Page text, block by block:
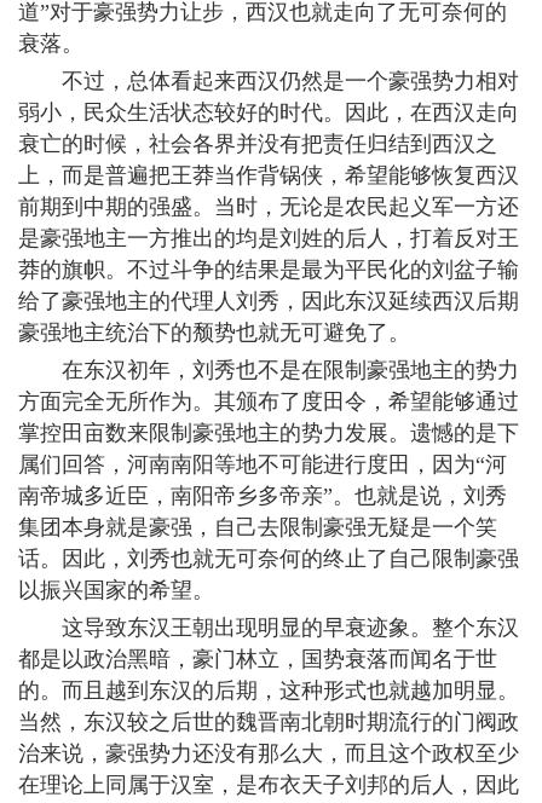
道”对于豪强势力让步，西汉也就走向了无可奈何的
衰落。
不过，总体看起来西汉仍然是一个豪强势力相对
弱小，民众生活状态较好的时代。因此，在西汉走向
衰亡的时候，社会各界并没有把责任归结到西汉之
上，而是普遍把王莽当作背锅侠，希望能够恢复西汉
前期到中期的强盛。当时，无论是农民起义军一方还
是豪强地主一方推出的均是刘姓的后人，打着反对王
莽的旗帜。不过斗争的结果是最为平民化的刘盆子输
给了豪强地主的代理人刘秀，因此东汉延续西汉后期
豪强地主统治下的颓势也就无可避免了。
在东汉初年，刘秀也不是在限制豪强地主的势力
方面完全无所作为。其颁布了度田令，希望能够通过
掌控田亩数来限制豪强地主的势力发展。遗憾的是下
属们回答，河南南阳等地不可能进行度田，因为“河
南帝城多近臣，南阳帝乡多帝亲”。也就是说，刘秀
集团本身就是豪强，自己去限制豪强无疑是一个笑
话。因此，刘秀也就无可奈何的终止了自己限制豪强
以振兴国家的希望。
这导致东汉王朝出现明显的早衰迹象。整个东汉
都是以政治黑暗，豪门林立，国势衰落而闻名于世
的。而且越到东汉的后期，这种形式也就越加明显。
当然，东汉较之后世的魏晋南北朝时期流行的门阀政
治来说，豪强势力还没有那么大，而且这个政权至少
在理论上同属于汉室，是布衣天子刘邦的后人，因此